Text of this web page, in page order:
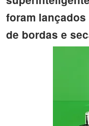
foram
de bordas e